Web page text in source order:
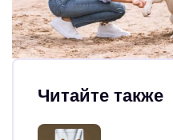
Читайте также